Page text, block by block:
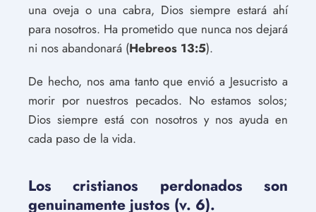
una oveja o una cabra, Dios siempre estará ahí
para nosotros. Ha prometido que nunca nos dejará
ni nos abandonará (Hebreos 13:5).
De hecho, nos ama tanto que envió a Jesucristo a
morir por nuestros pecados. No estamos solos;
Dios siempre está con nosotros y nos ayuda en
cada paso de la vida.
Los cristianos perdonados son
genuinamente justos (v. 6).